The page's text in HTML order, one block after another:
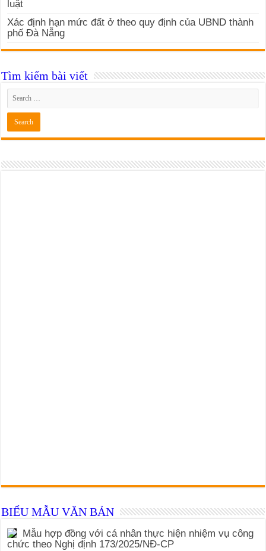
luật
Xác định hạn mức đất ở theo quy định của UBND thành
phố Đà Nẵng
Tìm kiếm bài viết
BIỂU MẪU VĂN BẢN
Mẫu hợp đồng với cá nhân thực hiện nhiệm vụ công
chức theo Nghị định 173/2025/NĐ-CP